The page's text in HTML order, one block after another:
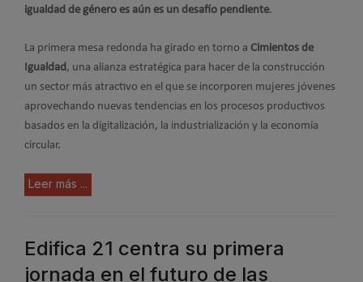
igualdad de género es aún es un desafío pendiente.
La primera mesa redonda ha girado en torno a Cimientos de
Igualdad , una alianza estratégica para hacer de la construcción
un sector más atractivo en el que se incorporen mujeres jóvenes
aprovechando nuevas tendencias en los procesos productivos
basados en la digitalización, la industrialización y la economía
circular.
Leer más ...
Edifica 21 centra su primera
jornada en el futuro de las